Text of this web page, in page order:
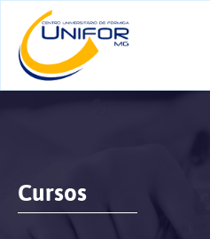
Cursos